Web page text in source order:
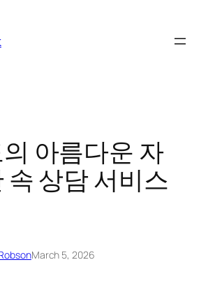
아름다운 자
속 상담 서비스
March 5, 2026